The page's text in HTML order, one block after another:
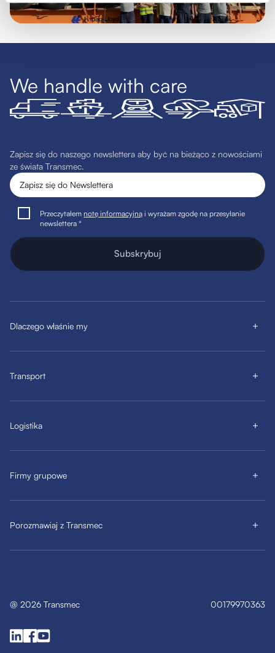
We handle with care
Zapisz się do naszego newslettera aby być na bieżąco z nowościami
ze świata Transmec.
Przeczytałemnotę informacyjną i wyrażam zgodę na przesyłanie
newslettera *
Subskrybuj
Dlaczego właśnie my
Transport
Logistika
Firmy grupowe
Porozmawiaj z Transmec
@ 2026 Transmec 00179970363